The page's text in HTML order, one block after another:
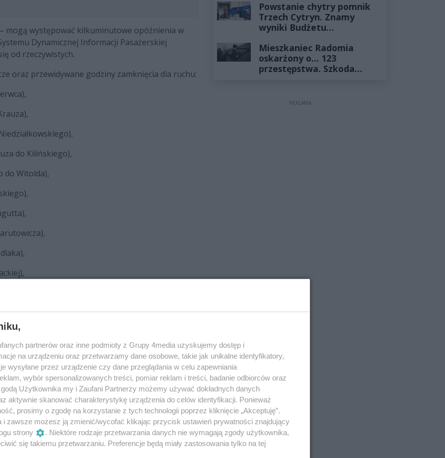
mogą występować kilkuminutowe opóźnienia w
Dynamicznej Informacji Pasażerskiej
od rzeczywistych.
oraz przewidywane godziny zamknięcia dla ruchu:
do Kilińskiego),
do Witolda),
do Młodzianowskiej),
od Mariackiej do 1905 Roku),
nad torami kolejowymi),
kolejowymi do Jana Pawła II),
do Kościuszki),
Plant do Narutowicza),
Mickiewicza do alei Chrapka),
Powstanie chytry pomnik
Trzech Cytryn. Znamy
wyniki Budżetu
Mieszkaniec Radomia
oskarżony o... 123
przestępstwa. Szkoda
REKLAMA
partnerów oraz inne podmioty z Grupy 4media uzyskujemy dostęp i
na urządzeniu oraz przetwarzamy dane osobowe, takie jak unikalne identyfikatory,
wysyłane przez urządzenie czy dane przeglądania w celu zapewniania
wybór spersonalizowanych treści, pomiar reklam i treści, badanie odbiorców oraz
Użytkownika my i Zaufani Partnerzy możemy używać dokładnych danych
aktywnie skanować charakterystykę urządzenia do celów identyfikacji. Ponieważ
prosimy o zgodę na korzystanie z tych technologii poprzez kliknięcie „Akceptuję”.
i zawsze możesz ją zmienić/wycofać klikając przycisk ustawień prywatności znajdujący
strony
. Niektóre rodzaje przetwarzania danych nie wymagają zgody użytkownika,
się takiemu przetwarzaniu. Preferencje będą miały zastosowania tylko na tej